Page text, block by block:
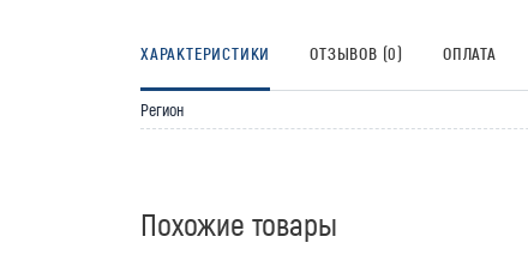
ХАРАКТЕРИСТИКИ ОТЗЫВОВ (0) ОПЛАТА
Регион
Похожие товары